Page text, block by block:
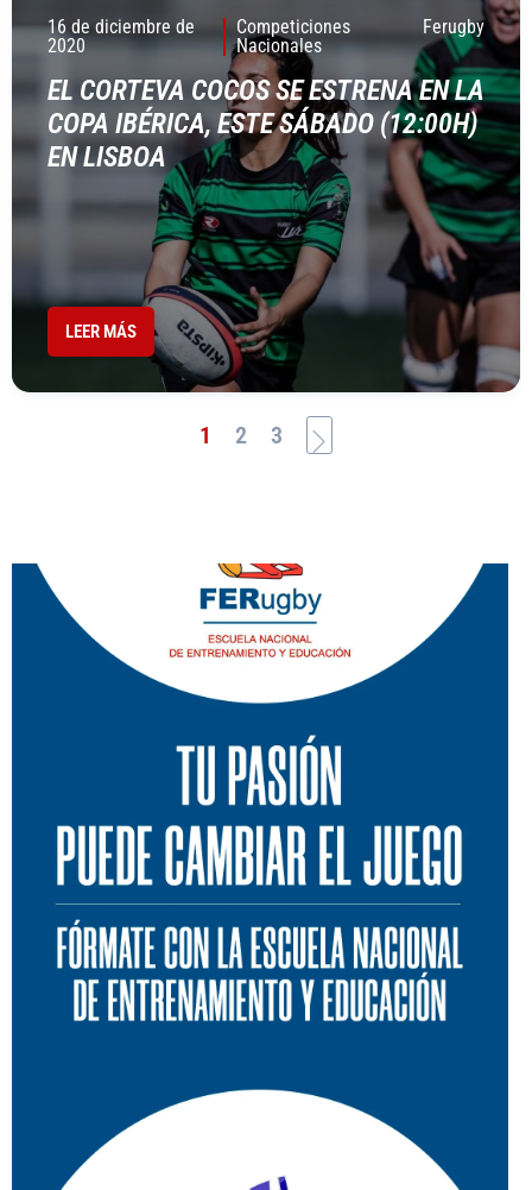
16 de diciembre de
2020
Competiciones
Nacionales
Ferugby
EL CORTEVA COCOS SE ESTRENA EN LA
COPA IBÉRICA, ESTE SÁBADO (12:00H)
EN LISBOA
LEER MÁS
1 2 3